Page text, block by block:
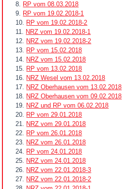
RP vom 08.03.2018
RP vom 19.02.2018-1
RP vom 19.02.2018-2
NRZ vom 19.02.2018-1
NRZ vom 19.02.2018-2
RP vom 15.02.2018
NRZ vom 15.02.2018
RP vom 13.02.2018
NRZ Wesel vom 13.02.2018
NRZ Oberhausen vom 13.02.2018
NRZ Oberhausen vom 09.02.2018
NRZ und RP vom 06.02.2018
RP vom 29.01.2018
NRZ vom 29.01.2018
RP vom 26.01.2018
NRZ vom 26.01.2018
RP vom 24.01.2018
NRZ vom 24.01.2018
NRZ vom 22.01.2018-3
NRZ vom 22.01.2018-2